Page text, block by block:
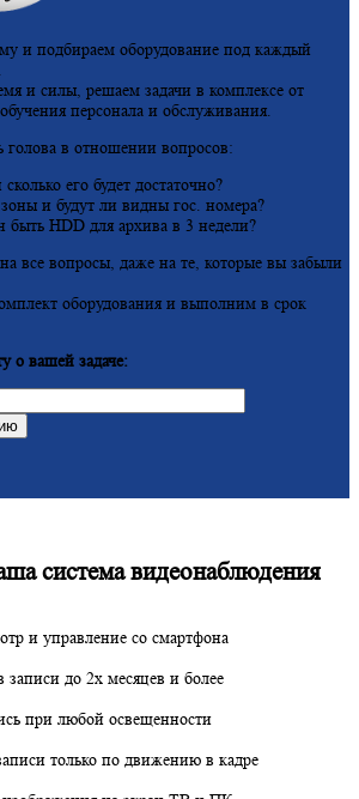
и подбираем оборудование под каждый
и силы, решаем задачи в комплексе от
персонала и обслуживания.
голова в отношении вопросов:
его будет достаточно?
и будут ли видны гос. номера?
быть HDD для архива в 3 недели?
все вопросы, даже на те, которые вы забыли
оборудования и выполним в срок
о вашей задаче:
система видеонаблюдения
и управление со смартфона
записи до 2х месяцев и более
при любой освещенности
только по движению в кадре